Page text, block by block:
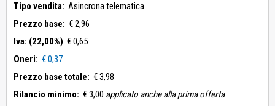
Tipo vendita: Asincrona telematica
Prezzo base: € 2,96
Iva: (22,00%) € 0,65
Oneri: € 0,37
Prezzo base totale: € 3,98
Rilancio minimo: € 3,00 applicato anche alla prima offerta